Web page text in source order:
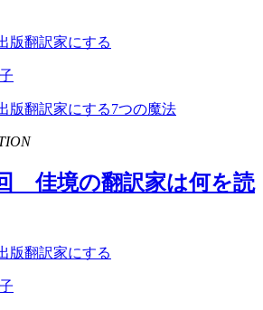
版翻訳家にする
版翻訳家にする7つの魔法
佳境の翻訳家は何を読
版翻訳家にする